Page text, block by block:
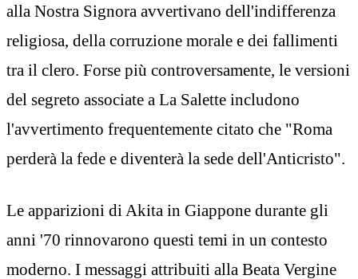
alla Nostra Signora avvertivano dell'indifferenza
religiosa, della corruzione morale e dei fallimenti
tra il clero. Forse più controversamente, le versioni
del segreto associate a La Salette includono
l'avvertimento frequentemente citato che "Roma
perderà la fede e diventerà la sede dell'Anticristo".
Le apparizioni di Akita in Giappone durante gli
anni '70 rinnovarono questi temi in un contesto
moderno. I messaggi attribuiti alla Beata Vergine